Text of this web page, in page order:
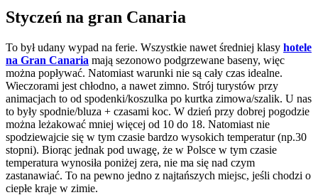
Styczeń na gran Canaria
To był udany wypad na ferie. Wszystkie nawet średniej klasy hotele
na Gran Canaria mają sezonowo podgrzewane baseny, więc
można popływać. Natomiast warunki nie są cały czas idealne.
Wieczorami jest chłodno, a nawet zimno. Strój turystów przy
animacjach to od spodenki/koszulka po kurtka zimowa/szalik. U nas
to były spodnie/bluza + czasami koc. W dzień przy dobrej pogodzie
można leżakować mniej więcej od 10 do 18. Natomiast nie
spodziewajcie się w tym czasie bardzo wysokich temperatur (np.30
stopni). Biorąc jednak pod uwagę, że w Polsce w tym czasie
temperatura wynosiła poniżej zera, nie ma się nad czym
zastanawiać. To na pewno jedno z najtańszych miejsc, jeśli chodzi o
ciepłe kraje w zimie.